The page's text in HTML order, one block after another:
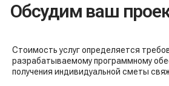
Обсудим ваш
Стоимость услуг определяется
разрабатываемому программному
получения индивидуальной сметы